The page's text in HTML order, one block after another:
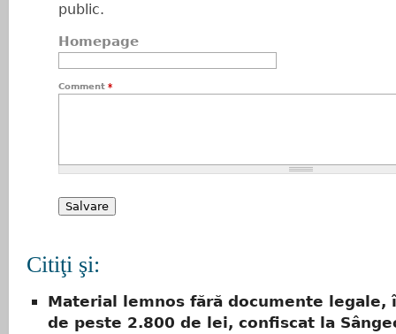
public.
Homepage
Comment *
Citiţi şi:
Material lemnos fără documente legale,
de peste 2.800 de lei, confiscat la